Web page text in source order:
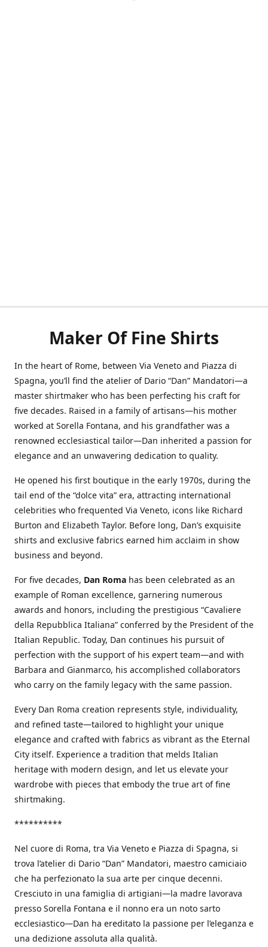
Maker Of Fine Shirts
In the heart of Rome, between Via Veneto and Piazza di
Spagna, you’ll find the atelier of Dario “Dan” Mandatori—a
master shirtmaker who has been perfecting his craft for
five decades. Raised in a family of artisans—his mother
worked at Sorella Fontana, and his grandfather was a
renowned ecclesiastical tailor—Dan inherited a passion for
elegance and an unwavering dedication to quality.
He opened his first boutique in the early 1970s, during the
tail end of the “dolce vita” era, attracting international
celebrities who frequented Via Veneto, icons like Richard
Burton and Elizabeth Taylor. Before long, Dan’s exquisite
shirts and exclusive fabrics earned him acclaim in show
business and beyond.
For five decades, Dan Roma has been celebrated as an
example of Roman excellence, garnering numerous
awards and honors, including the prestigious “Cavaliere
della Repubblica Italiana” conferred by the President of the
Italian Republic. Today, Dan continues his pursuit of
perfection with the support of his expert team—and with
Barbara and Gianmarco, his accomplished collaborators
who carry on the family legacy with the same passion.
Every Dan Roma creation represents style, individuality,
and refined taste—tailored to highlight your unique
elegance and crafted with fabrics as vibrant as the Eternal
City itself. Experience a tradition that melds Italian
heritage with modern design, and let us elevate your
wardrobe with pieces that embody the true art of fine
shirtmaking.
**********
Nel cuore di Roma, tra Via Veneto e Piazza di Spagna, si
trova l’atelier di Dario “Dan” Mandatori, maestro camiciaio
che ha perfezionato la sua arte per cinque decenni.
Cresciuto in una famiglia di artigiani—la madre lavorava
presso Sorella Fontana e il nonno era un noto sarto
ecclesiastico—Dan ha ereditato la passione per l’eleganza e
una dedizione assoluta alla qualità.